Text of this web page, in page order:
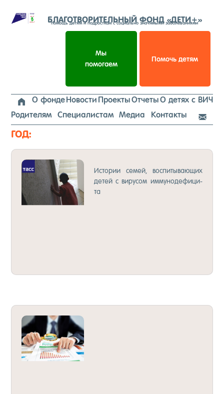
к
содержимому
БЛАГОТВОРИТЕЛЬНЫЙ ФОНД «ДЕТИ+»
помощь детям и подросткам с социально значимыми заболеваниями
Мы
помогаем
Помочь детям
 О фондеНовости ПроектыОтчетыО детях с ВИЧ
Родителям
Специалистам Медиа Контакты 
ГОД:
Ис­то­рии се­мей, вос­пи­ты­ва­ющих
де­тей с ви­ру­сом им­му­но­де­фи­ци­
та